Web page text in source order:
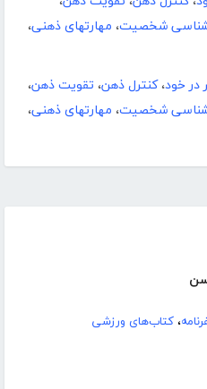
، کتاب‌های ورزشی
شخصیت، مهارت­های ذهنی،
در خود،کنترل ذهن، تقویت ذهن،
شخصیت، مهارت­های ذهنی،